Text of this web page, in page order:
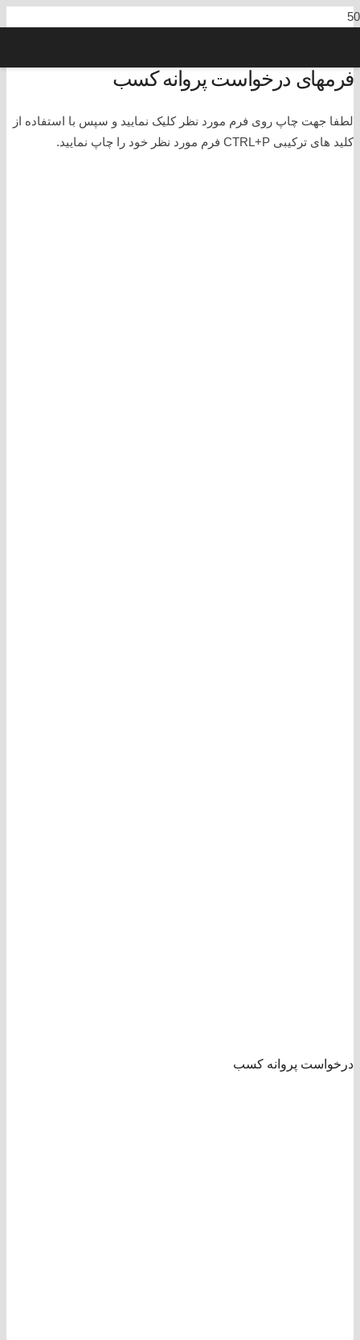
فرمهای درخواست پروانه کسب
لطفا جهت چاپ روی فرم مورد نظر کلیک نمایید و سپس با استفاده از
کلید های ترکیبی CTRL+P فرم مورد نظر خود را چاپ نمایید.
درخواست پروانه کسب